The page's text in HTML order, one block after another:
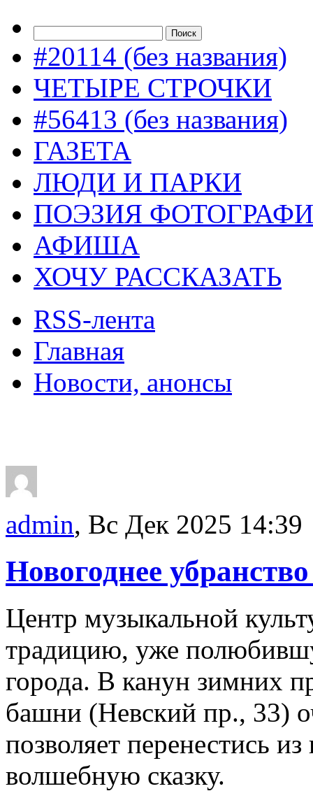
#20114 (без названия)
ЧЕТЫРЕ СТРОЧКИ
#56413 (без названия)
ГАЗЕТА
ЛЮДИ И ПАРКИ
ПОЭЗИЯ
АФИША
ХОЧУ РАССКАЗАТЬ
RSS-лента
Главная
Новости, анонсы
admin, Вс Дек 2025 14:39
Новогоднее
Центр музыкальной
традицию, уже
города. В канун зимних
башни (Невский пр., 33)
позволяет перенестись
волшебную сказку.